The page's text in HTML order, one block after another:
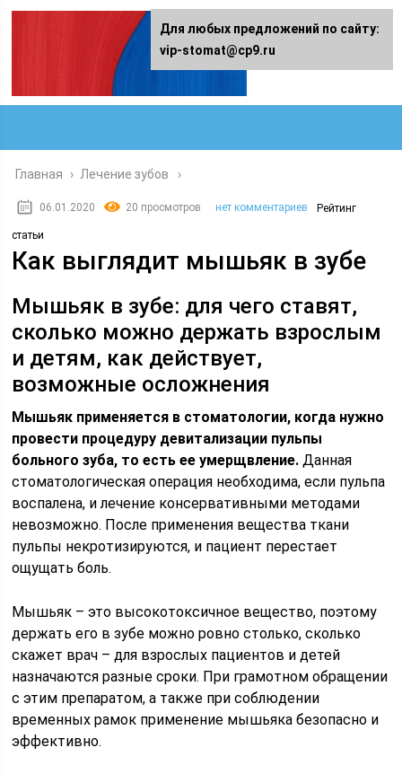
Главная › Лечение зубов
06.01.2020 20 просмотров нет комментариев Рейтинг
статьи
Как выглядит мышьяк в зубе
Мышьяк в зубе: для чего ставят,
сколько можно держать взрослым
и детям, как действует,
возможные осложнения
Мышьяк применяется в стоматологии, когда нужно
провести процедуру девитализации пульпы
больного зуба, то есть ее умерщвление. Данная
стоматологическая операция необходима, если пульпа
воспалена, и лечение консервативными методами
невозможно. После применения вещества ткани
пульпы некротизируются, и пациент перестает
ощущать боль.
Мышьяк – это высокотоксичное вещество, поэтому
держать его в зубе можно ровно столько, сколько
скажет врач – для взрослых пациентов и детей
назначаются разные сроки. При грамотном обращении
с этим препаратом, а также при соблюдении
временных рамок применение мышьяка безопасно и
эффективно.
Для любых предложений по сайту:
vip-stomat@cp9.ru